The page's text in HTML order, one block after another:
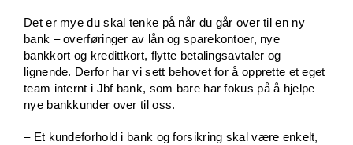
Det er mye du skal tenke på når du går over til en ny
bank – overføringer av lån og sparekontoer, nye
bankkort og kredittkort, flytte betalingsavtaler og
lignende. Derfor har vi sett behovet for å opprette et eget
team internt i Jbf bank, som bare har fokus på å hjelpe
nye bankkunder over til oss.
– Et kundeforhold i bank og forsikring skal være enkelt,